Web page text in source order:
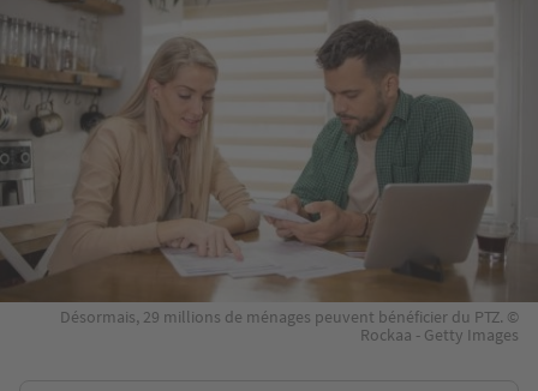
Désormais, 29 millions de ménages peuvent bénéficier du PTZ. ©
Rockaa - Getty Images